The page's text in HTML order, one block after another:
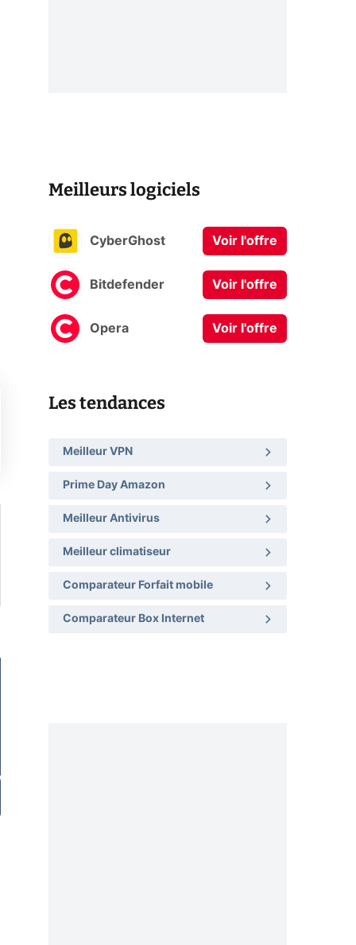
Meilleurs logiciels
CyberGhost Voir l'offre
Bitdefender Voir l'offre
Opera Voir l'offre
Les tendances
Meilleur VPN
Prime Day Amazon
Meilleur Antivirus
Meilleur climatiseur
Comparateur Forfait mobile
Comparateur Box Internet